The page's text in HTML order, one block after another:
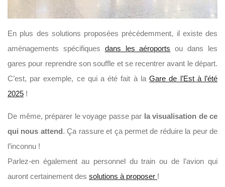
En plus des solutions proposées précédemment, il existe des
aménagements spécifiques dans les aéroports ou dans les
gares pour reprendre son souffle et se recentrer avant le départ.
C’est, par exemple, ce qui a été fait à laGare de l’Est à l’été
2025 !
De même, préparer le voyage passe par la visualisation de ce
qui nous attend. Ça rassure et ça permet de réduire la peur de
l’inconnu !
Parlez-en également au personnel du train ou de l’avion qui
auront certainement des solutions à proposer !